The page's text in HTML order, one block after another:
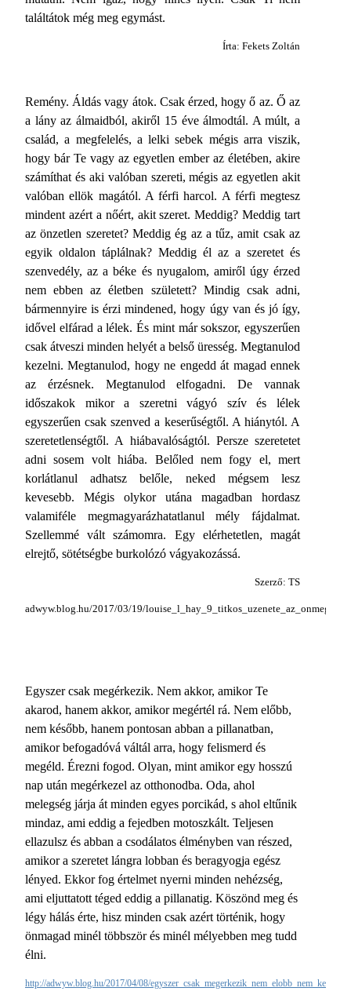
találtátok még meg egymást.
Írta: Fekets Zoltán
Remény. Áldás vagy átok. Csak érzed, hogy ő az. Ő az
a lány az álmaidból, akiről 15 éve álmodtál. A múlt, a
család, a megfelelés, a lelki sebek mégis arra viszik,
hogy bár Te vagy az egyetlen ember az életében, akire
számíthat és aki valóban szereti, mégis az egyetlen akit
valóban ellök magától. A férfi harcol. A férfi megtesz
mindent azért a nőért, akit szeret. Meddig? Meddig tart
az önzetlen szeretet? Meddig ég az a tűz, amit csak az
egyik oldalon táplálnak? Meddig él az a szeretet és
szenvedély, az a béke és nyugalom, amiről úgy érzed
nem ebben az életben született? Mindig csak adni,
bármennyire is érzi mindened, hogy úgy van és jó így,
idővel elfárad a lélek. És mint már sokszor, egyszerűen
csak átveszi minden helyét a belső üresség. Megtanulod
kezelni. Megtanulod, hogy ne engedd át magad ennek
az érzésnek. Megtanulod elfogadni. De vannak
időszakok mikor a szeretni vágyó szív és lélek
egyszerűen csak szenved a keserűségtől. A hiánytól. A
szeretetlenségtől. A hiábavalóságtól. Persze szeretetet
adni sosem volt hiába. Belőled nem fogy el, mert
korlátlanul adhatsz belőle, neked mégsem lesz
kevesebb. Mégis olykor utána magadban hordasz
valamiféle megmagyarázhatatlanul mély fájdalmat.
Szellemmé vált számomra. Egy elérhetetlen, magát
elrejtő, sötétségbe burkolózó vágyakozássá.
Szerző: TS
adwyw.blog.hu/2017/03/19/
Egyszer csak megérkezik. Nem akkor, amikor Te
akarod, hanem akkor, amikor megértél rá. Nem előbb,
nem később, hanem pontosan abban a pillanatban,
amikor befogadóvá váltál arra, hogy felismerd és
megéld. Érezni fogod. Olyan, mint amikor egy hosszú
nap után megérkezel az otthonodba. Oda, ahol
melegség járja át minden egyes porcikád, s ahol eltűnik
mindaz, ami eddig a fejedben motoszkált. Teljesen
ellazulsz és abban a csodálatos élményben van részed,
amikor a szeretet lángra lobban és beragyogja egész
lényed. Ekkor fog értelmet nyerni minden nehézség,
ami eljuttatott téged eddig a pillanatig. Köszönd meg és
légy hálás érte, hisz minden csak azért történik, hogy
önmagad minél többször és minél mélyebben meg tudd
élni.
http://adwyw.blog.hu/2017/04/08/